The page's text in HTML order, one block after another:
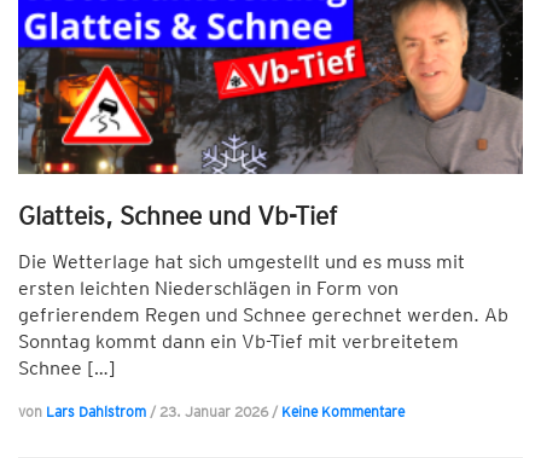
Glatteis, Schnee und Vb-Tief
Die Wetterlage hat sich umgestellt und es muss mit
ersten leichten Niederschlägen in Form von
gefrierendem Regen und Schnee gerechnet werden. Ab
Sonntag kommt dann ein Vb-Tief mit verbreitetem
Schnee […]
von Lars Dahlstrom / 23. Januar 2026/ Keine Kommentare